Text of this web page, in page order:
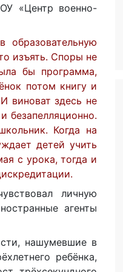
«Центр военно-
изъять. Споры не
бы программа,
потом книгу и
виноват здесь не
безапелляционно.
Когда на
детей учить
с урока, тогда и
личную
агенты
нашумевшие в
ребёнка,